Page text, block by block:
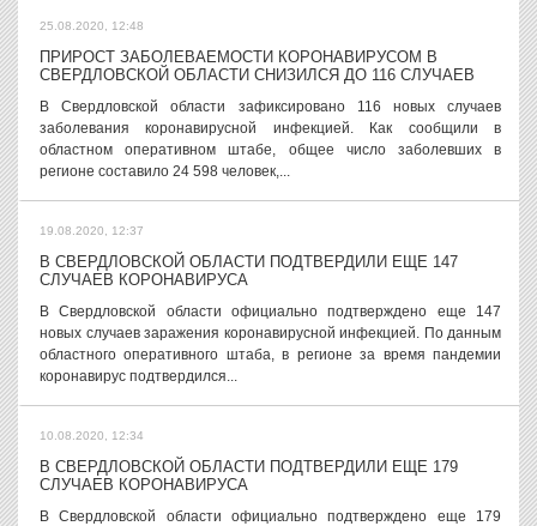
25.08.2020, 12:48
ПРИРОСТ ЗАБОЛЕВАЕМОСТИ КОРОНАВИРУСОМ В
СВЕРДЛОВСКОЙ ОБЛАСТИ СНИЗИЛСЯ ДО 116 СЛУЧАЕВ
В Свердловской области зафиксировано 116 новых случаев
заболевания коронавирусной инфекцией. Как сообщили в
областном оперативном штабе, общее число заболевших в
регионе составило 24 598 человек,...
19.08.2020, 12:37
В СВЕРДЛОВСКОЙ ОБЛАСТИ ПОДТВЕРДИЛИ ЕЩЕ 147
СЛУЧАЕВ КОРОНАВИРУСА
В Свердловской области официально подтверждено еще 147
новых случаев заражения коронавирусной инфекцией. По данным
областного оперативного штаба, в регионе за время пандемии
коронавирус подтвердился...
10.08.2020, 12:34
В СВЕРДЛОВСКОЙ ОБЛАСТИ ПОДТВЕРДИЛИ ЕЩЕ 179
СЛУЧАЕВ КОРОНАВИРУСА
В Свердловской области официально подтверждено еще 179